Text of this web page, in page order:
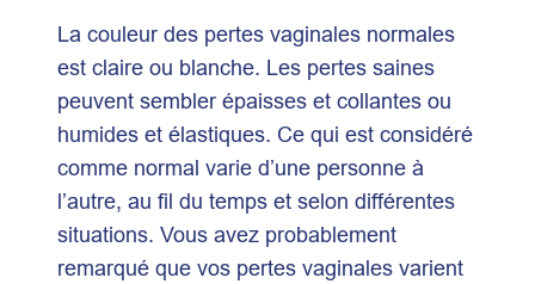
La couleur des pertes vaginales normales
est claire ou blanche. Les pertes saines
peuvent sembler épaisses et collantes ou
humides et élastiques. Ce qui est considéré
comme normal varie d’une personne à
l’autre, au fil du temps et selon différentes
situations. Vous avez probablement
remarqué que vos pertes vaginales varient